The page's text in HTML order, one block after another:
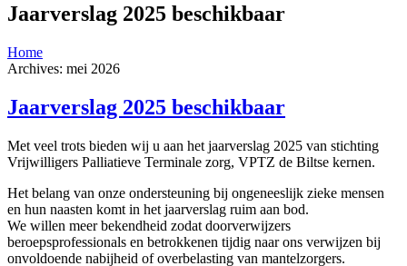
Jaarverslag 2025 beschikbaar
Home
Archives: mei 2026
Jaarverslag 2025 beschikbaar
Met veel trots bieden wij u aan het jaarverslag 2025 van stichting
Vrijwilligers Palliatieve Terminale zorg, VPTZ de Biltse kernen.
Het belang van onze ondersteuning bij ongeneeslijk zieke mensen
en hun naasten komt in het jaarverslag ruim aan bod.
We willen meer bekendheid zodat doorverwijzers
beroepsprofessionals en betrokkenen tijdig naar ons verwijzen bij
onvoldoende nabijheid of overbelasting van mantelzorgers.